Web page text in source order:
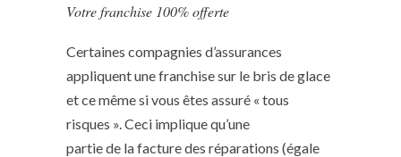
Votre franchise 100% offerte
Certaines compagnies d’assurances
appliquent une franchise sur le bris de glace
et ce même si vous êtes assuré « tous
risques ». Ceci implique qu’une
partie de la facture des réparations (égale